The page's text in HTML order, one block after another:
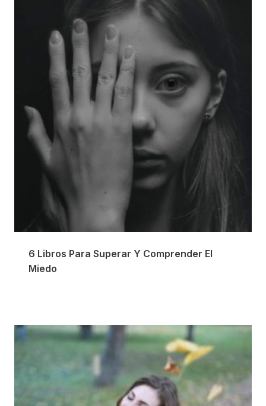
6 Libros Para Superar Y Comprender El
Miedo